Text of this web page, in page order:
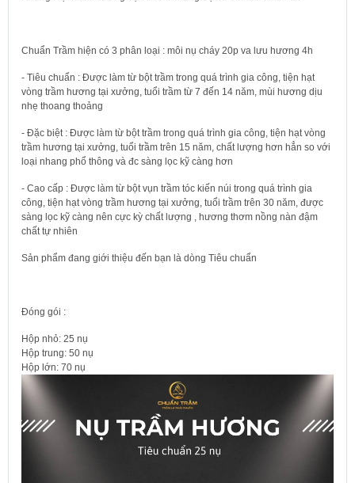
Chuẩn Trầm hiện có 3 phân loại : môi nụ cháy 20p va lưu hương 4h
- Tiêu chuẩn : Được làm từ bột trầm trong quá trình gia công, tiện hạt
vòng trầm hương tại xưởng, tuổi trầm từ 7 đến 14 năm, mùi hương dịu
nhẹ thoang thoảng
- Đặc biệt : Được làm từ bột trầm trong quá trình gia công, tiện hạt vòng
trầm hương tại xưởng, tuổi trầm trên 15 năm, chất lượng hơn hẳn so với
loại nhang phổ thông và đc sàng lọc kỹ càng hơn
- Cao cấp : Được làm từ bột vụn trầm tóc kiến núi trong quá trình gia
công, tiện hạt vòng trầm hương tại xưởng, tuổi trầm trên 30 năm, được
sàng lọc kỹ càng nên cực kỳ chất lượng , hương thơm nồng nàn đậm
chất tự nhiên
Sản phẩm đang giới thiệu đến bạn là dòng Tiêu chuẩn
Đóng gói :
Hộp nhỏ: 25 nụ
Hộp trung: 50 nụ
Hộp lớn: 70 nụ